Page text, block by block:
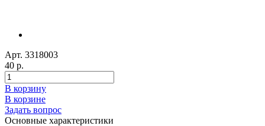
Арт. 3318003
40 р.
В корзину
В корзине
Задать вопрос
Основные характеристики